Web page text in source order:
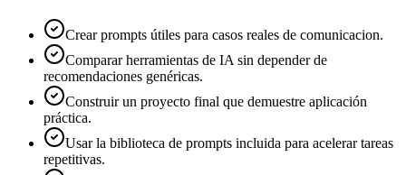
Crear prompts útiles para casos reales de comunicacion.
Comparar herramientas de IA sin depender de
recomendaciones genéricas.
Construir un proyecto final que demuestre aplicación
práctica.
Usar la biblioteca de prompts incluida para acelerar tareas
repetitivas.